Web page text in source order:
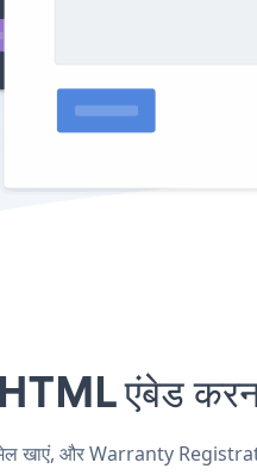
एंबेड करना
और Warranty